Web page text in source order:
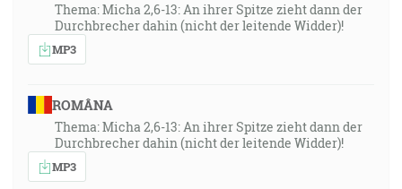
Thema: Micha 2,6-13: An ihrer Spitze zieht dann der
Durchbrecher dahin (nicht der leitende Widder)!
MP3
ROMÂNA
Thema: Micha 2,6-13: An ihrer Spitze zieht dann der
Durchbrecher dahin (nicht der leitende Widder)!
MP3